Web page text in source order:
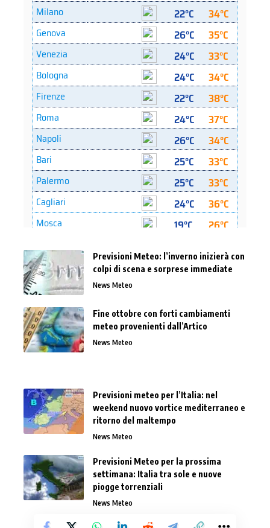
Previsioni Meteo: l’inverno inizierà con
colpi di scena e sorprese immediate
News Meteo
Fine ottobre con forti cambiamenti
meteo provenienti dall’Artico
News Meteo
Previsioni meteo per l’Italia: nel
weekend nuovo vortice mediterraneo e
ritorno del maltempo
News Meteo
Previsioni Meteo per la prossima
settimana: Italia tra sole e nuove
piogge torrenziali
News Meteo